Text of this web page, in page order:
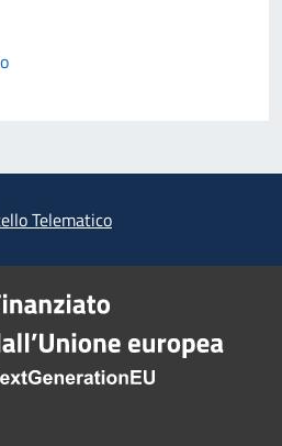
Telematico